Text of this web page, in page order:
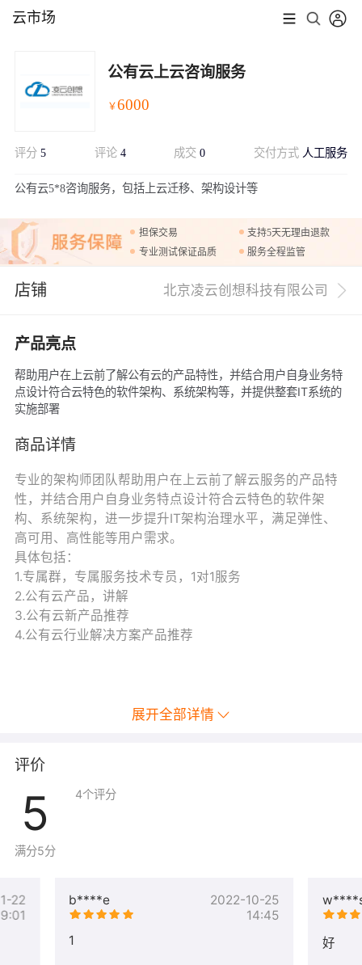
云市场
公有云上云咨询服务
￥6000
评分 5 评论 4 成交0 交付方式 人工服务
公有云5*8咨询服务，包括上云迁移、架构设计等
担保交易
支持5天无理由退款
专业测试保证品质
服务全程监管
店铺 北京凌云创想科技有限公司
产品亮点
帮助用户在上云前了解公有云的产品特性，并结合用户自身业务特
点设计符合云特色的软件架构、系统架构等，并提供整套IT系统的
实施部署
商品详情
专业的架构师团队帮助用户在上云前了解云服务的产品特
性，并结合用户自身业务特点设计符合云特色的软件架
构、系统架构，进一步提升IT架构治理水平，满足弹性、
高可用、高性能等用户需求。
具体包括：
1.专属群，专属服务技术专员，1对1服务
2.公有云产品，讲解
3.公有云新产品推荐
4.公有云行业解决方案产品推荐
展开全部详情
评价
5
满分5分
4个评分
b****e
2022-10-25
14:45
1
好
22